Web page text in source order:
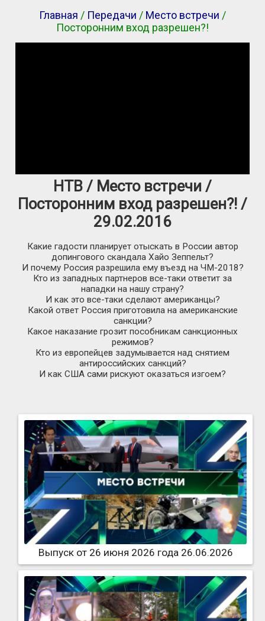
Главная / Передачи / Место встречи /
Посторонним вход разрешен?!
НТВ / Место встречи /
Посторонним вход разрешен?! /
29.02.2016
Какие гадости планирует отыскать в России автор
допингового скандала Хайо Зеппельт?
И почему Россия разрешила ему въезд на ЧМ-2018?
Кто из западных партнеров все-таки ответит за
нападки на нашу страну?
И как это все-таки сделают американцы?
Какой ответ Россия приготовила на американские
санкции?
Какое наказание грозит пособникам санкционных
режимов?
Кто из европейцев задумывается над снятием
антироссийских санкций?
И как США сами рискуют оказаться изгоем?
Выпуск от 26 июня 2026 года 26.06.2026